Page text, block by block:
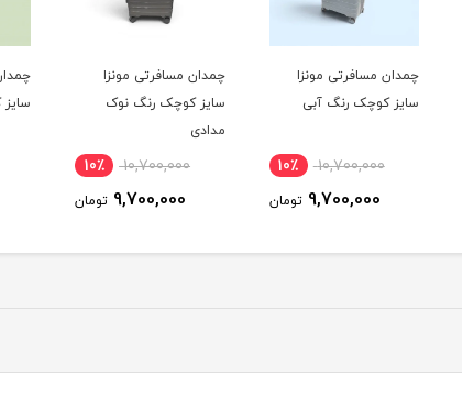
چمدان مسافرتی مونزا
سایز کوچک رنگ آبی
10,700,000 10٪
9,700,000 تومان
چمدان مسافرتی مونزا
سایز کوچک رنگ نوک
مدادی
10,700,000 10٪
9,700,000 تومان